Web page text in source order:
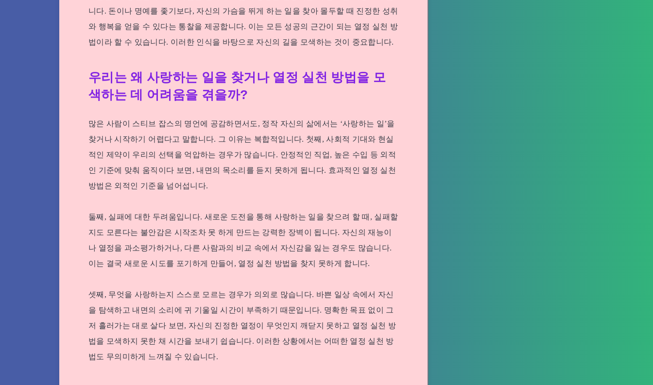
니다. 돈이나 명예를 좇기보다, 자신의 가슴을 뛰게 하는 일을 찾아 몰두할 때 진정한 성취
와 행복을 얻을 수 있다는 통찰을 제공합니다. 이는 모든 성공의 근간이 되는 열정 실천 방
법이라 할 수 있습니다. 이러한 인식을 바탕으로 자신의 길을 모색하는 것이 중요합니다.
우리는 왜 사랑하는 일을 찾거나 열정 실천 방법을 모
색하는 데 어려움을 겪을까?
많은 사람이 스티브 잡스의 명언에 공감하면서도, 정작 자신의 삶에서는 ‘사랑하는 일’을
찾거나 시작하기 어렵다고 말합니다. 그 이유는 복합적입니다. 첫째, 사회적 기대와 현실
적인 제약이 우리의 선택을 억압하는 경우가 많습니다. 안정적인 직업, 높은 수입 등 외적
인 기준에 맞춰 움직이다 보면, 내면의 목소리를 듣지 못하게 됩니다. 효과적인 열정 실천
방법은 외적인 기준을 넘어섭니다.
둘째, 실패에 대한 두려움입니다. 새로운 도전을 통해 사랑하는 일을 찾으려 할 때, 실패할
지도 모른다는 불안감은 시작조차 못 하게 만드는 강력한 장벽이 됩니다. 자신의 재능이
나 열정을 과소평가하거나, 다른 사람과의 비교 속에서 자신감을 잃는 경우도 많습니다.
이는 결국 새로운 시도를 포기하게 만들어, 열정 실천 방법을 찾지 못하게 합니다.
셋째, 무엇을 사랑하는지 스스로 모르는 경우가 의외로 많습니다. 바쁜 일상 속에서 자신
을 탐색하고 내면의 소리에 귀 기울일 시간이 부족하기 때문입니다. 명확한 목표 없이 그
저 흘러가는 대로 살다 보면, 자신의 진정한 열정이 무엇인지 깨닫지 못하고 열정 실천 방
법을 모색하지 못한 채 시간을 보내기 쉽습니다. 이러한 상황에서는 어떠한 열정 실천 방
법도 무의미하게 느껴질 수 있습니다.